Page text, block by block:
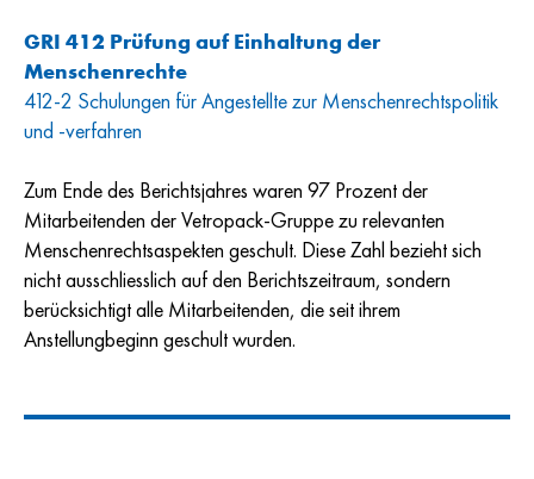
GRI 412 Prüfung auf Einhaltung der
Menschenrechte
412-2 Schulungen für Angestellte zur Menschenrechtspolitik
und -verfahren
Zum Ende des Berichtsjahres waren 97 Prozent der
Mitarbeitenden der Vetropack-Gruppe zu relevanten
Menschenrechtsaspekten geschult. Diese Zahl bezieht sich
nicht ausschliesslich auf den Berichtszeitraum, sondern
berücksichtigt alle Mitarbeitenden, die seit ihrem
Anstellungbeginn geschult wurden.